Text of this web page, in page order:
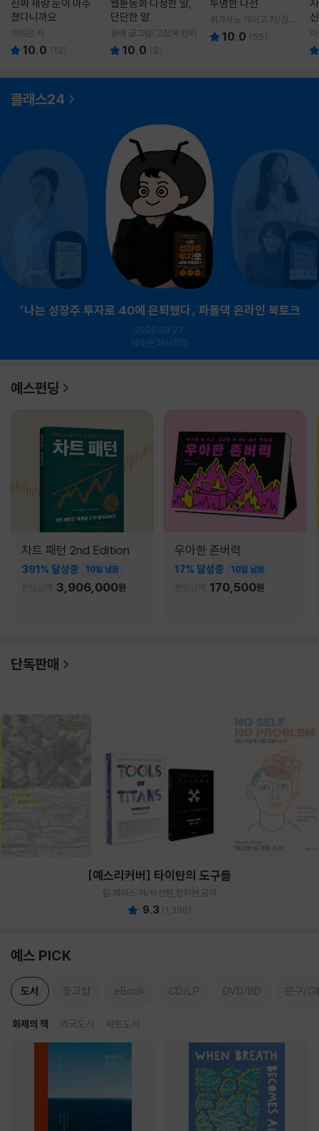
진짜 새랑 눈이 마주
쳤다니까요
이이은 저
10.0 (12)
웹툰동화 다정한 말,
단단한 말
돌배 글그림/고정욱 원저
10.0 ( 2)
투명한 나선
히가시노 게이고 저/김선
영 역10.0 (55)
클래스24
『나는 성장주 투자로 40에 은퇴했다』 파돌댁 온라인 북토크
2026.08.27.
웨일온 화상회의
예스펀딩
차트 패턴 2nd Edition
391% 달성중 10일 남음
펀딩금액 3,906,000원
우아한 존버력
17% 달성중 10일 남음
펀딩금액 170,500원
단독판매
[예스리커버] 타이탄의 도구들
팀 페리스 저/박선령,정지현 공역
9.3 (1,396)
예스 PICK
도서 중고샵 eBook CD/LP DVD/BD 문구/
화제의 책 외국도서 세트도서